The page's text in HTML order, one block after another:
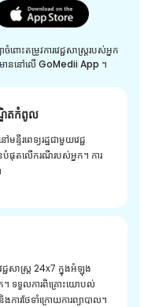
តម្រូវការវេជ្ជសាស្រ្តរបស់អ្នក
ាននៅលើ GoMedii App ។
ណ្ឌិតកំពូល
ទីរពេទ្យរដ្ឋជាមួយវេជ្ជ
ផុតលើករណីរបស់អ្នក។ ការ
ជសាស្រ្ត 24x7 ក្នុងអំឡុង
ក។ ទទួលការពិគ្រោះយោបល់
ារថែទាំក្រោយការព្យាបាល។